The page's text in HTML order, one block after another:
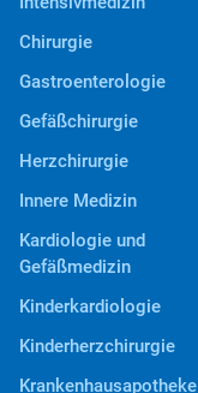
Chirurgie
Gastroenterologie
Gefäßchirurgie
Herzchirurgie
Innere Medizin
Kardiologie und
Gefäßmedizin
Kinderkardiologie
Kinderherzchirurgie
Krankenhausapotheke